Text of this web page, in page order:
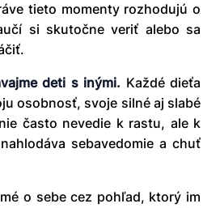
tieto momenty rozhodujú o
si skutočne veriť alebo sa
deti s inými. Každé dieťa
osobnosť, svoje silné aj slabé
často nevedie k rastu, ale k
sebavedomie a chuť
o sebe cez pohľad, ktorý im